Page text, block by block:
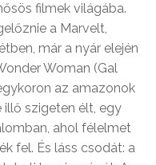
filmek világába.
a Marvelt,
már a nyár elején
Woman (Gal
az amazonok
illő szigeten élt, egy
ahol félelmet
fel. És láss csodát: a